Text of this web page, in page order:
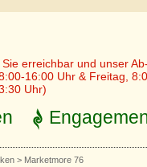
erreichbar und unser
16:00 Uhr & Freitag,
Uhr)
> Marketmore 76